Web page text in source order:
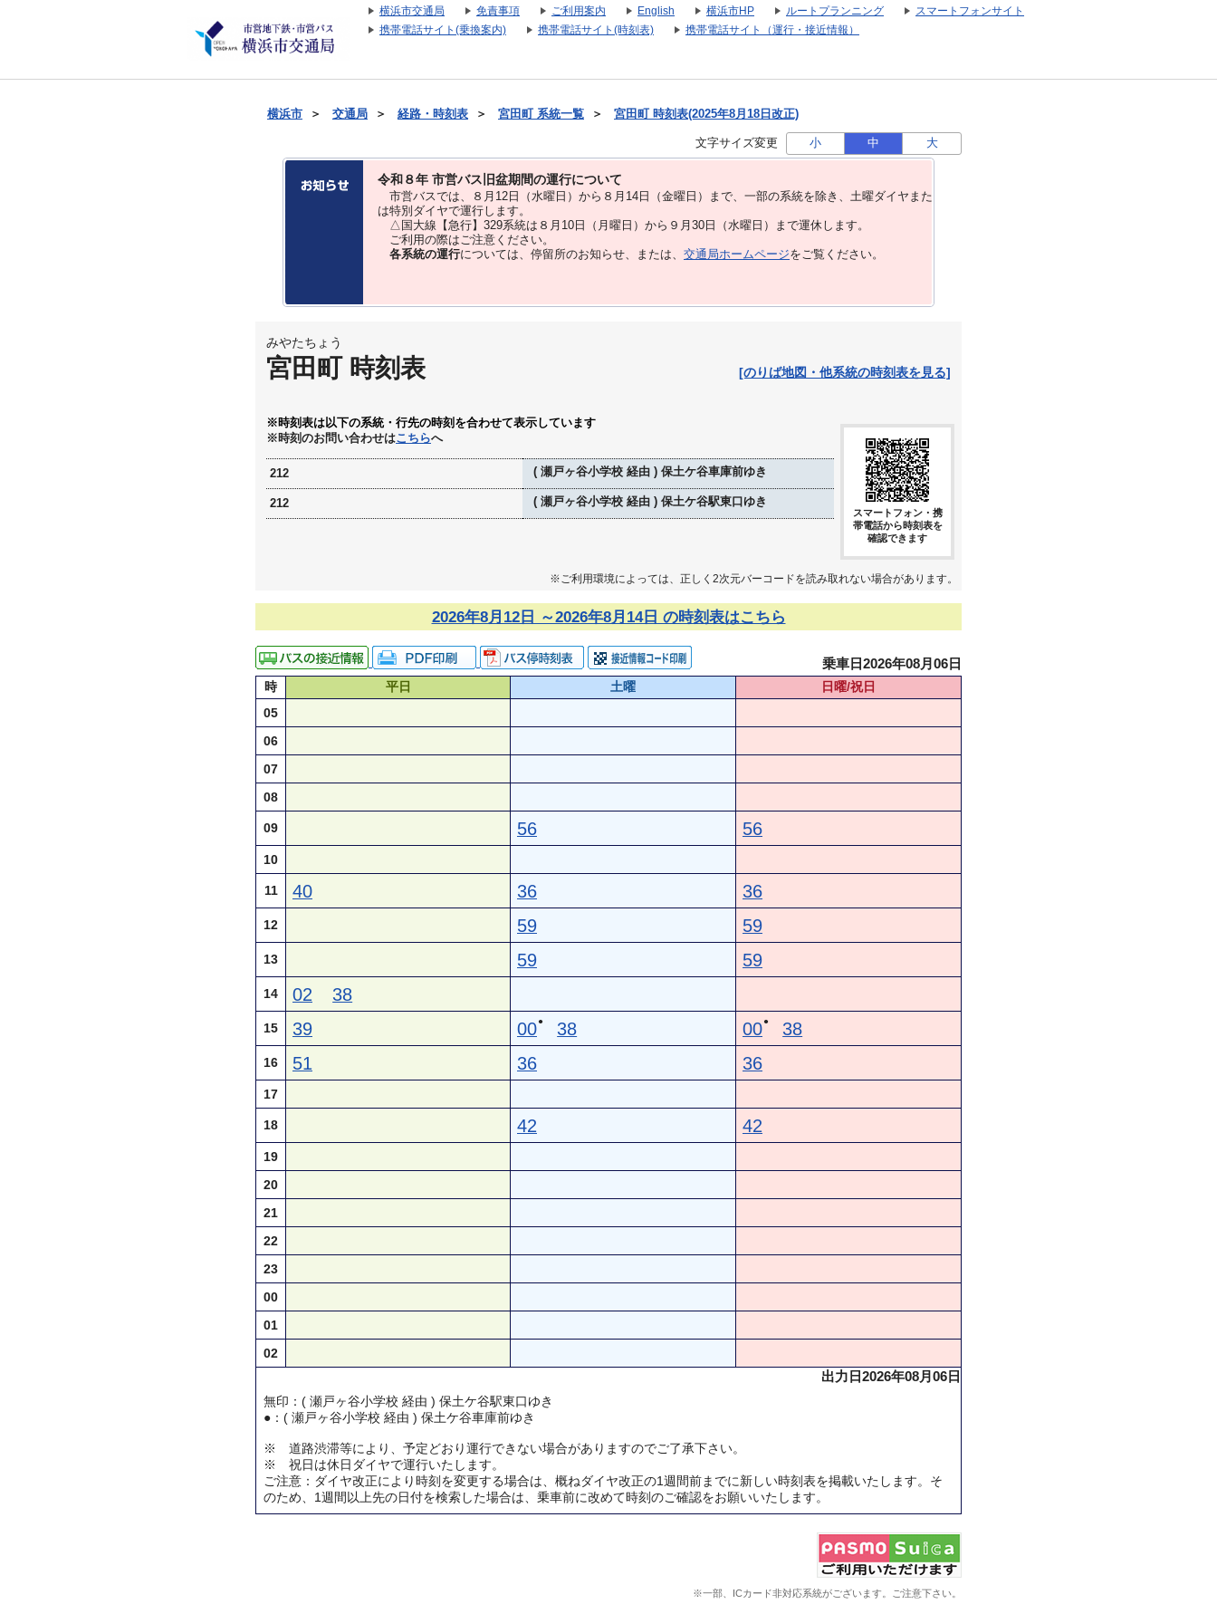
横浜市交通局 免責事項 ご利用案内 English 横浜市HP ルートプランニング
スマートフォンサイト
携帯電話サイト(乗換案内)
携帯電話サイト(時刻表) 携帯電話サイト（運行・接近情報）
横浜市 ＞ 交通局 ＞ 経路・時刻表 ＞ 宮田町 系統一覧 ＞ 宮田町 時刻表(2025年8月18日改正)
文字サイズ変更 小 中 大
令和８年 市営バス旧盆期間の運行について
市営バスでは、８⽉12⽇（水曜日）から８⽉14⽇（金曜日）まで、⼀部の系統を除き、⼟曜ダイヤまた
は特別ダイヤで運⾏します。
△国大線【急行】329系統は８月10日（月曜日）から９月30日（水曜日）まで運休します。
ご利用の際はご注意ください。
各系統の運行については、停留所のお知らせ、または、 交通局ホームページをご覧ください。
みやたちょう
宮田町 時刻表 [のりば地図・他系統の時刻表を見る]
※時刻表は以下の系統・行先の時刻を合わせて表示しています
※時刻のお問い合わせはこちらへ
212 ( 瀬戸ヶ谷小学校 経由 ) 保土ケ谷車庫前ゆき
212 ( 瀬戸ヶ谷小学校 経由 ) 保土ケ谷駅東口ゆき
スマートフォン・携
帯電話から時刻表を
確認できます
※ご利用環境によっては、正しく2次元バーコードを読み取れない場合があります。
2026年8月12日 ～2026年8月14日 の時刻表はこちら
乗車日2026年08月06日
時 平日 土曜
日曜/祝日
05
06
07
08
09 56 56
10
11 40 36 36
12 59 59
13 59 59
14 02 38
15 39 00● 38 00● 38
16 51 36 36
17
18 42 42
19
20
21
22
23
00
01
02
出力日2026年08月06日
無印：( 瀬戸ヶ谷小学校 経由 ) 保土ケ谷駅東口ゆき
●：( 瀬戸ヶ谷小学校 経由 ) 保土ケ谷車庫前ゆき
※ 道路渋滞等により、予定どおり運行できない場合がありますのでご了承下さい。
※ 祝日は休日ダイヤで運行いたします。
ご注意：ダイヤ改正により時刻を変更する場合は、概ねダイヤ改正の1週間前までに新しい時刻表を掲載いたします。そ
のため、1週間以上先の日付を検索した場合は、乗車前に改めて時刻のご確認をお願いいたします。
※一部、ICカード非対応系統がございます。ご注意下さい。